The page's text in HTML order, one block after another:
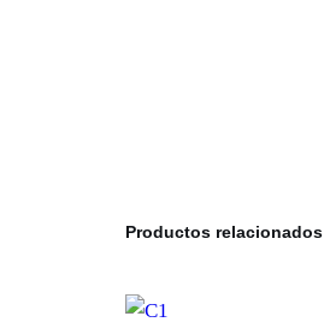
Productos relacionados